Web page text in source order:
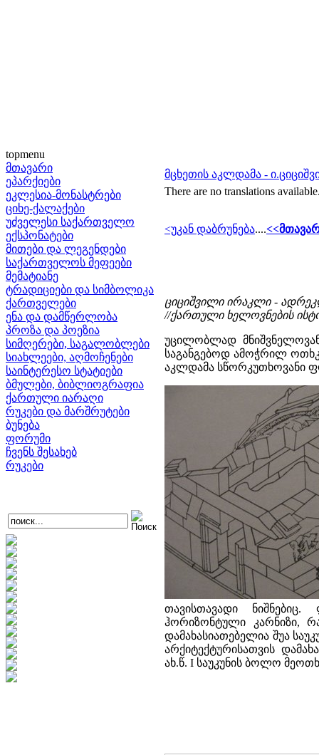
topmenu
მთავარი
ეპარქიები
ეკლესია-მონასტრები
ციხე-ქალაქები
უძველესი საქართველო
ექსპონატები
მითები და ლეგენდები
საქართველოს მეფეები
მემატიანე
ტრადიციები და სიმბოლიკა
ქართველები
ენა და დამწერლობა
პროზა და პოეზია
სიმღერები, საგალობლები
სიახლეები, აღმოჩენები
საინტერესო სტატიები
ბმულები, ბიბლიოგრაფია
ქართული იარაღი
რუკები და მარშრუტები
ბუნება
ფორუმი
ჩვენს შესახებ
რუკები
მცხეთის აკლდამა -
There are no translations
<უკან დაბრუნება....
ციციშვილი ირაკლი -
//ქართული ხელოვნების
უცილობლად
საგანგებოდ ამოჭრილ
აკლდამა სწორკუთხოვანი
თავისთავადი
ჰორიზონტული კარნიზი,
დამახასიათებელია შუა
არქიტექტურისათვის
ახ.წ. I საუკუნის ბოლო